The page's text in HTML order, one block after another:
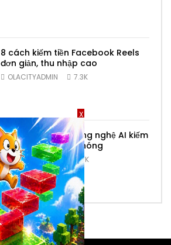
8 cách kiếm tiền Facebook Reels
đơn giản, thu nhập cao
OLACITYADMIN 7.3K
Top 6 ứng dụng công nghệ AI kiếm
tiền online nhanh chóng
OLACITYADMIN 6.9K
X